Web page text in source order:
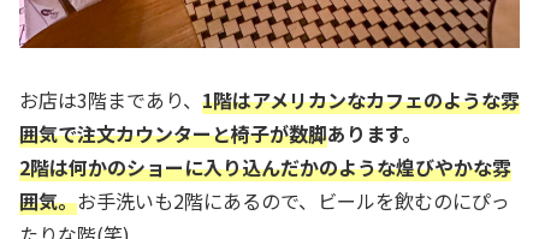
お店は3階まであり、 1階はアメリカンなカフェのような雰
囲気で注文カウンターと椅子が数脚あります。
2階は何かのショーに入り込んだかのような煌びやかな雰
囲気。お手洗いも2階にあるので、ビールを飲むのにぴっ